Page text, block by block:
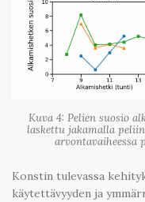
Kuva 4: Pelien suosio
laskettu jakamalla
arvontavaiheessa
Konstin tulevassa
käytettävyyden ja